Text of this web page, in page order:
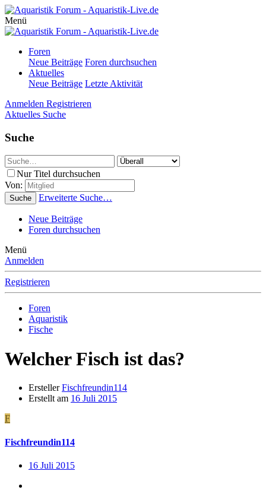
Menü
Foren
Neue Beiträge Foren durchsuchen
Aktuelles
Neue Beiträge Letzte Aktivität
Anmelden Registrieren
Aktuelles Suche
Suche
Nur Titel durchsuchen
Von:
Suche Erweiterte Suche…
Neue Beiträge
Foren durchsuchen
Menü
Anmelden
Registrieren
Foren
Aquaristik
Fische
Welcher Fisch ist das?
Ersteller Fischfreundin114
Erstellt am 16 Juli 2015
F
Fischfreundin114
16 Juli 2015